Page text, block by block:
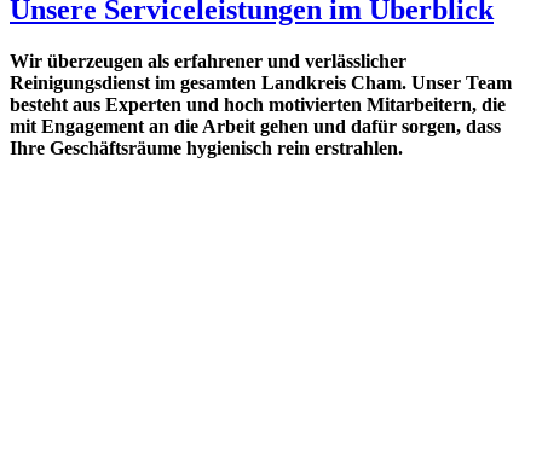
Unsere Serviceleistungen im Überblick
Wir überzeugen als erfahrener und verlässlicher
Reinigungsdienst im gesamten Landkreis Cham. Unser Team
besteht aus Experten und hoch motivierten Mitarbeitern, die
mit Engagement an die Arbeit gehen und dafür sorgen, dass
Ihre Geschäftsräume hygienisch rein erstrahlen.